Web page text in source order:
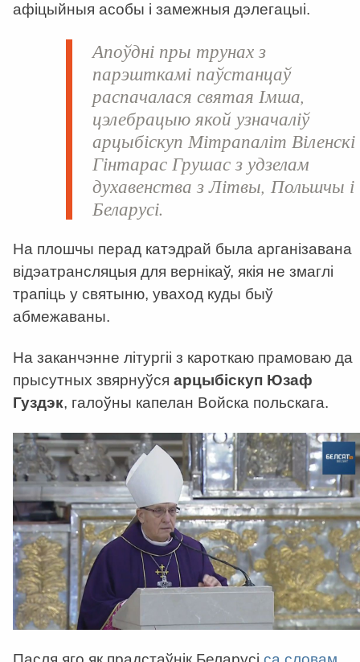
афіцыйныя асобы і замежныя дэлегацыі.
Апоўдні пры трунах з
парэшткамі паўстанцаў
распачалася святая Імша,
цэлебрацыю якой узначаліў
арцыбіскуп Мітрапаліт Віленскі
Гінтарас Грушас з удзелам
духавенства з Літвы, Польшчы і
Беларусі.
На плошчы перад катэдрай была арганізавана
відэатрансляцыя для вернікаў, якія не змаглі
трапіць у святыню, уваход куды быў
абмежаваны.
На заканчэнне літургіі з кароткаю прамоваю да
прысутных звярнуўся арцыбіскуп Юзаф
Гуздэк, галоўны капелан Войска польскага.